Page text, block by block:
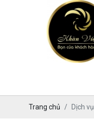
Trang chủ Dịch vụ